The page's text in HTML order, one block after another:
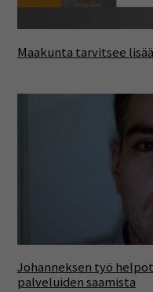
Maakunta tarvitsee
Johanneksen työ
palveluiden saamista